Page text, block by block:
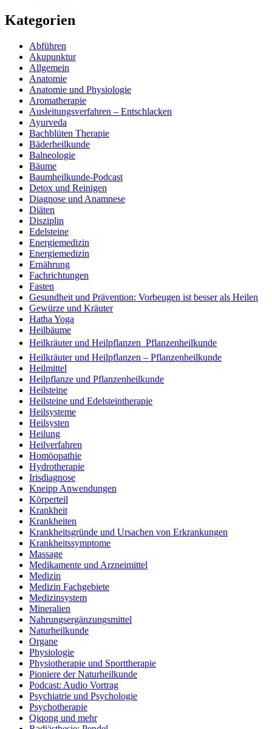
Kategorien
Abführen
Akupunktur
Allgemein
Anatomie
Anatomie und Physiologie
Aromatherapie
Ausleitungsverfahren – Entschlacken
Ayurveda
Bachblüten Therapie
Bäderheilkunde
Balneologie
Bäume
Baumheilkunde-Podcast
Detox und Reinigen
Diagnose und Anamnese
Diäten
Disziplin
Edelsteine
Energiemedizin
Energiemedizin
Ernährung
Fachrichtungen
Fasten
Gesundheit und Prävention: Vorbeugen ist besser als Heilen
Gewürze und Kräuter
Hatha Yoga
Heilbäume
Heilkräuter und Heilpflanzen  Pflanzenheilkunde
Heilkräuter und Heilpflanzen – Pflanzenheilkunde
Heilmittel
Heilpflanze und Pflanzenheilkunde
Heilsteine
Heilsteine und Edelsteintherapie
Heilsysteme
Heilsysten
Heilung
Heilverfahren
Homöopathie
Hydrotherapie
Irisdiagnose
Kneipp Anwendungen
Körperteil
Krankheit
Krankheiten
Krankheitsgründe und Ursachen von Erkrankungen
Krankheitssymptome
Massage
Medikamente und Arzneimittel
Medizin
Medizin Fachgebiete
Medizinsystem
Mineralien
Nahrungsergänzungsmittel
Naturheilkunde
Organe
Physiologie
Physiotherapie und Sporttherapie
Pioniere der Naturheilkunde
Podcast: Audio Vortrag
Psychiatrie und Psychologie
Psychotherapie
Qiqong und mehr